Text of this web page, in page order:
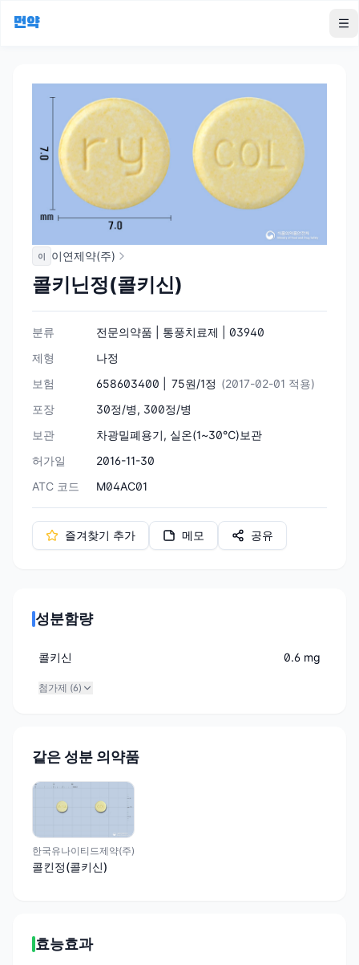
먼약
이 이연제약(주)
콜키닌정(콜키신)
분류
전문의약품 | 통풍치료제 | 03940
제형
나정
보험
658603400 | 75원/1정 (2017-02-01 적용)
포장
30정/병, 300정/병
보관
차광밀폐용기, 실온(1~30℃)보관
허가일
2016-11-30
ATC 코드
M04AC01
즐겨찾기 추가 메모 공유
성분함량
콜키신 0.6 mg
첨가제 (6)
같은 성분 의약품
한국유나이티드제약(주)
콜킨정(콜키신)
효능효과